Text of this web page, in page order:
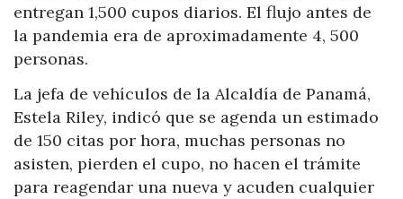
entregan 1,500 cupos diarios. El flujo antes de
la pandemia era de aproximadamente 4, 500
personas.
La jefa de vehículos de la Alcaldía de Panamá,
Estela Riley, indicó que se agenda un estimado
de 150 citas por hora, muchas personas no
asisten, pierden el cupo, no hacen el trámite
para reagendar una nueva y acuden cualquier